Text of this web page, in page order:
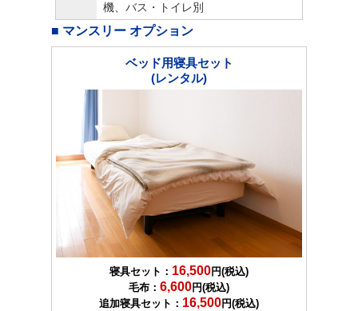
機、バス・トイレ別
■ マンスリー オプション
ベッド用寝具セット
(レンタル)
寝具セット： 16,500円(税込)
毛布： 6,600円(税込)
追加寝具セット： 16,500円(税込)